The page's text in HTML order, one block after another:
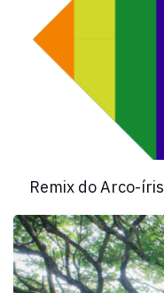
Remix do Arco-íris